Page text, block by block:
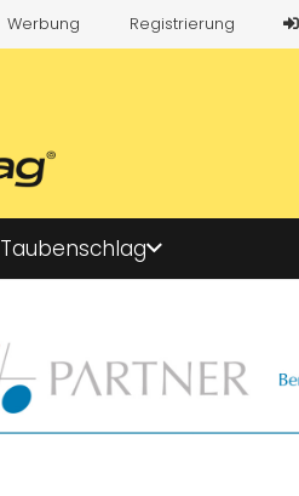
Werbung Registrierung
Taubenschlag